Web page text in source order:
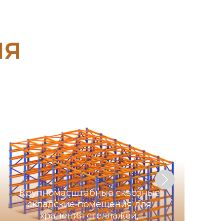
Крупномасштабные сквозные
складские помещения для
хранения стеллажей,